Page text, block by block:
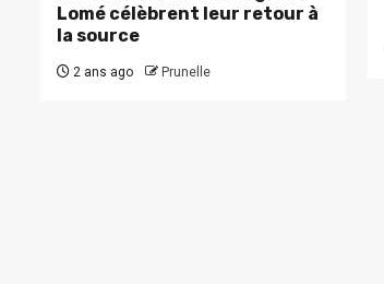
Lomé célèbrent leur retour à
la source
2 ans ago Prunelle